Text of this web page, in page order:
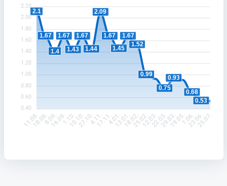
2.20
2.00
1.80
1.60
1.40
1.20
1.00
0.80
0.60
0.40
2.1
1.67
1.4
1.67
1.43
1.67
1.44
2.09
1.67
1.45
1.67
1.52
0.99
0.75
0.93
0.68
0.53
11.08.18.08.8.09.16.09.1.10.10.10.27.10.4.11.17.11.4.01.13.01.18.02.25.02.12.03.22.03.29.03.19.05.1.06.23.06.25.07.